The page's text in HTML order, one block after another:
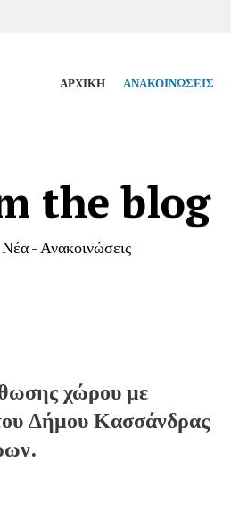
ΑΡΧΙΚΉ ΑΝΑΚΟΙΝΏΣΕΙΣ
the blog
Νέα - Ανακοινώσεις
χώρου με
Δήμου Κασσάνδρας